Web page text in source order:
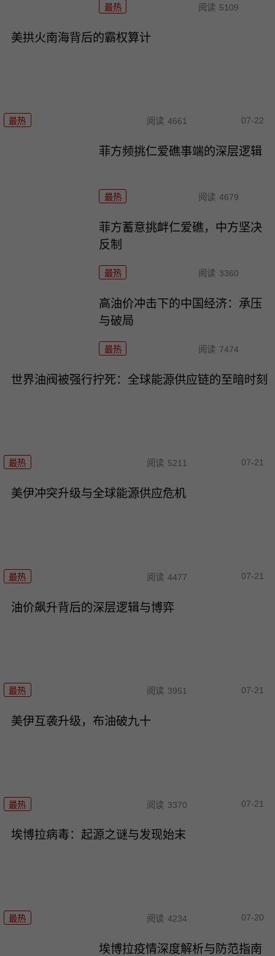
最热 阅读 5109
美拱火南海背后的霸权算计
最热 阅读 4661 07-22
菲方频挑仁爱礁事端的深层逻辑
最热 阅读 4679
菲方蓄意挑衅仁爱礁，中方坚决
反制
最热 阅读 3360
高油价冲击下的中国经济：承压
与破局
最热 阅读 7474
世界油阀被强行拧死：全球能源供应链的至暗时刻
最热 阅读 5211 07-21
美伊冲突升级与全球能源供应危机
最热 阅读 4477 07-21
油价飙升背后的深层逻辑与博弈
最热 阅读 3951 07-21
美伊互袭升级，布油破九十
最热 阅读 3370 07-21
埃博拉病毒：起源之谜与发现始末
最热 阅读 4234 07-20
埃博拉疫情深度解析与防范指南